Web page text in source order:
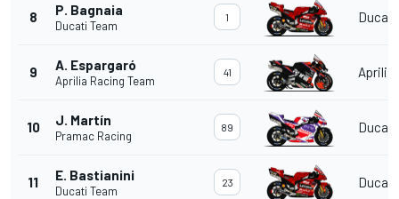
8 P. Bagnaia
Ducati Team
1 Ducati
9 A. Espargaró
Aprilia Racing Team
41 Aprilia
10 J. Martín
Pramac Racing
89 Ducati
11 E. Bastianini
Ducati Team
23 Ducati